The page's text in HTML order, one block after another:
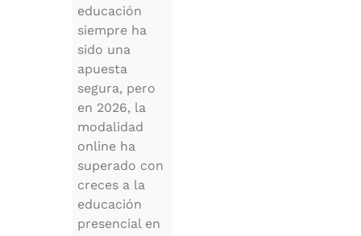
educación
siempre ha
sido una
apuesta
segura, pero
en 2026, la
modalidad
online ha
superado con
creces a la
educación
presencial en